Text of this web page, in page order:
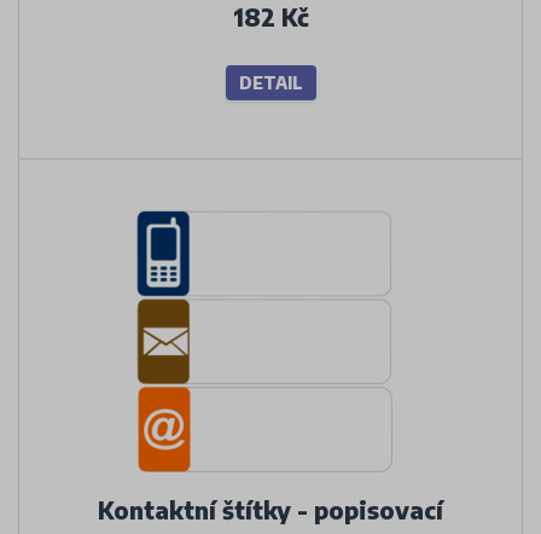
182 Kč
DETAIL
Kontaktní štítky - popisovací